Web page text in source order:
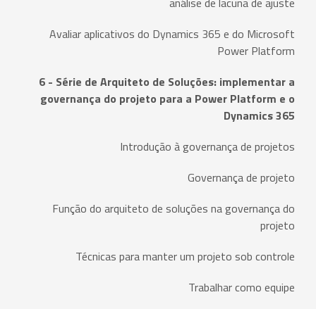
Avaliar aplicativos do Dynamics 365 e do Microsoft
Power Platform
6 - Série de Arquiteto de Soluções: implementar a
governança do projeto para a Power Platform e o
Dynamics 365
Introdução à governança de projetos
Governança de projeto
Função do arquiteto de soluções na governança do
projeto
Técnicas para manter um projeto sob controle
Trabalhar como equipe